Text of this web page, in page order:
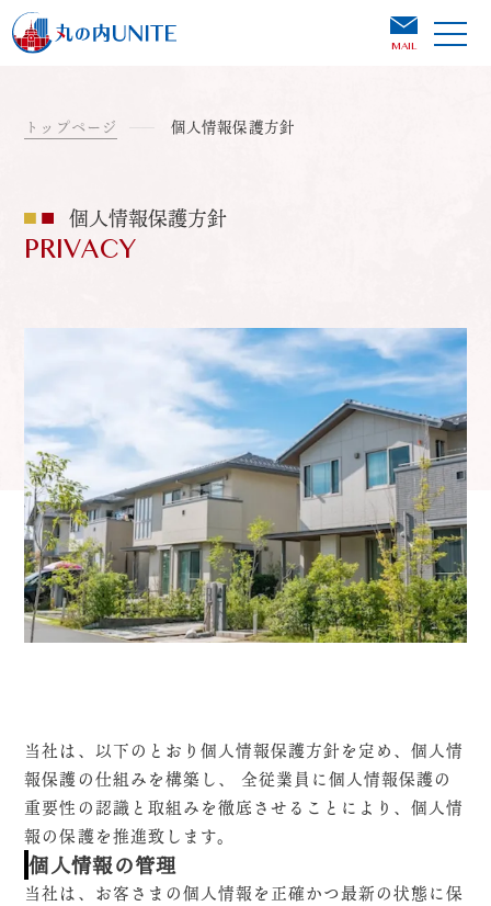
MAIL
トップページ 個人情報保護方針
個人情報保護方針
PRIVACY
当社は、以下のとおり個人情報保護方針を定め、個人情
報保護の仕組みを構築し、 全従業員に個人情報保護の
重要性の認識と取組みを徹底させることにより、個人情
報の保護を推進致します。
個人情報の管理
当社は、お客さまの個人情報を正確かつ最新の状態に保